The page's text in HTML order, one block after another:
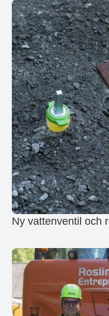
Ny vattenventil och